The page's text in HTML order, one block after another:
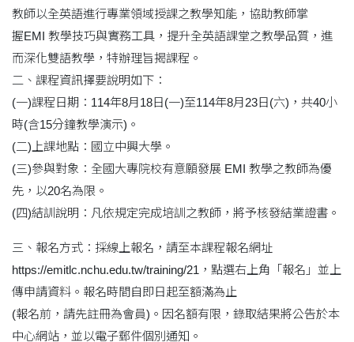
教師以全英語進行專業領域授課之教學知能，協助教師掌
握EMI 教學技巧與實務工具，提升全英語課堂之教學品質，進
而深化雙語教學，特辦理旨揭課程。
二、課程資訊擇要說明如下：
(一)課程日期：114年8月18日(一)至114年8月23日(六)，共40小
時(含15分鐘教學演示)。
(二)上課地點：國立中興大學。
(三)參與對象：全國大專院校有意願發展 EMI 教學之教師為優
先，以20名為限。
(四)結訓說明：凡依規定完成培訓之教師，將予核發結業證書。
三、報名方式：採線上報名，請至本課程報名網址
https://emitlc.nchu.edu.tw/training/21，點選右上角「報名」並上
傳申請資料。報名時間自即日起至額滿為止
(報名前，請先註冊為會員)。因名額有限，錄取結果將公告於本
中心網站，並以電子郵件個別通知。